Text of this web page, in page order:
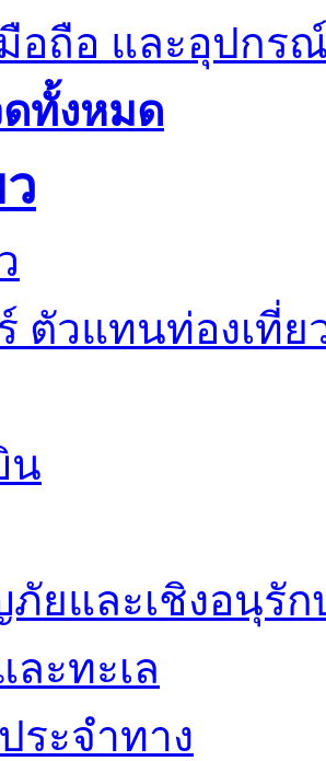
อถือ และอุปกร
ทั้งหมด
ตัวแทนท่องเที่ย
น
ภัยและเชิงอนุรัก
ละทะเล
ระจำทาง